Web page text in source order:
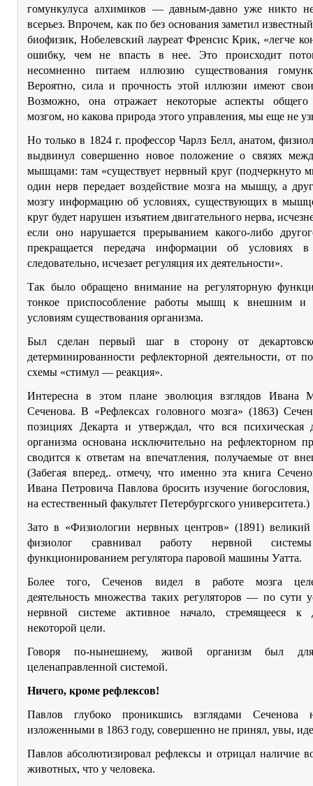
гомункулуса алхимиков — давным-давно уже никто
всерьез. Впрочем, как по без основания заметил
биофизик, Нобелевский лауреат Френсис Крик, «легче
ошибку, чем не впасть в нее. Это происходит
несомненно питаем иллюзию существования
Вероятно, сила и прочность этой иллюзии имеют
Возможно, она отражает некоторые аспекты общего
мозгом, но какова природа этого управления, мы еще не
Но только в 1824 г. профессор Чарлз Белл, анатом,
выдвинул совершенно новое положение о связях
мышцами: там «существует нервный круг (подчеркнуто
один нерв передает воздействие мозга на мышцу, а
мозгу информацию об условиях, существующих в
круг будет нарушен изъятием двигательного нерва,
если оно нарушается прерыванием какого-либо
прекращается передача информации об
следовательно, исчезает регуляция их деятельности».
Так было обращено внимание на регуляторную
тонкое приспособление работы мышц к внешним и
условиям существования организма.
Был сделан первый шаг в сторону от
детерминированности рефлекторной деятельности, от
схемы «стимул — реакция».
Интересна в этом плане эволюция взглядов Ивана
Сеченова. В «Рефлексах головного мозга» (1863)
позициях Декарта и утверждал, что вся психическая
организма основана исключительно на рефлекторном
сводится к ответам на впечатления, получаемые от
(Забегая вперед,. отмечу, что именно эта книга
Ивана Петровича Павлова бросить изучение богословия,
на естественный факультет Петербургского университета.)
Зато в «Физиологии нервных центров» (1891) великий
физиолог сравнивал работу нервной
функционированием регулятора паровой машины Уатта.
Более того, Сеченов видел в работе мозга
деятельность множества таких регуляторов — по сути
нервной системе активное начало, стремящееся к
некоторой цели.
Говоря по-нынешнему, живой организм был
целенаправленной системой.
Ничего, кроме рефлексов!
Павлов глубоко проникшись взглядами Сеченова
изложенными в 1863 году, совершенно не принял, увы,
Павлов абсолютизировал рефлексы и отрицал наличие
животных, что у человека.